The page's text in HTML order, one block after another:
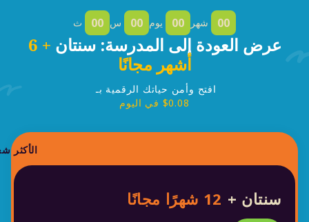
00 شهر 00 يوم 00 س 00 ث
عرض العودة إلى المدرسة: سنتان
+ 6
أشهر مجانًا
افتح وأمن حياتك الرقمية بـ
$0.08 في اليوم
الأكثر
سنتان + 12 شهرًا مجانًا